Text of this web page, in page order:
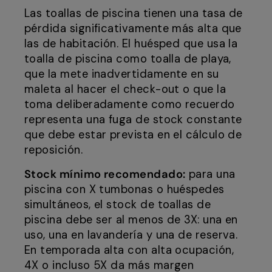
Las toallas de piscina tienen una tasa de
pérdida significativamente más alta que
las de habitación. El huésped que usa la
toalla de piscina como toalla de playa,
que la mete inadvertidamente en su
maleta al hacer el check-out o que la
toma deliberadamente como recuerdo
representa una fuga de stock constante
que debe estar prevista en el cálculo de
reposición.
Stock mínimo recomendado: para una
piscina con X tumbonas o huéspedes
simultáneos, el stock de toallas de
piscina debe ser al menos de 3X: una en
uso, una en lavandería y una de reserva.
En temporada alta con alta ocupación,
4X o incluso 5X da más margen